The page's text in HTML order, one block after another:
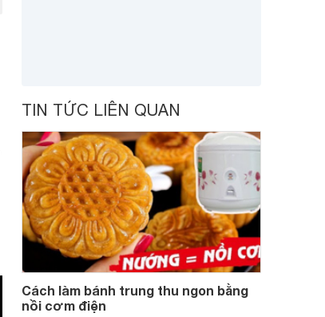
TIN TỨC LIÊN QUAN
Cách làm bánh trung thu ngon bằng
nồi cơm điện